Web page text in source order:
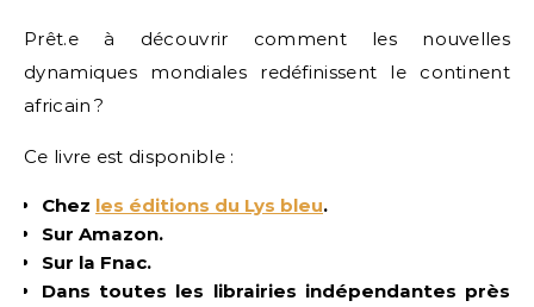
Prêt.e à découvrir comment les nouvelles
dynamiques mondiales redéfinissent le continent
africain ?
Ce livre est disponible :
Chez les éditions du Lys bleu.
Sur Amazon.
Sur la Fnac.
Dans toutes les librairies indépendantes près